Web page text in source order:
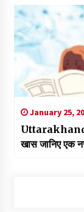
January 25,
Uttarakhand
खास जानिए एक